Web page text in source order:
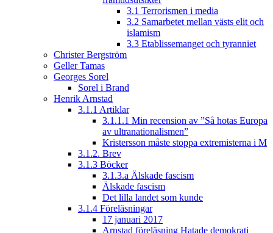
3.1 Terrorismen i media
3.2 Samarbetet mellan västs elit och
islamism
3.3 Etablissemanget och tyranniet
Christer Bergström
Geller Tamas
Georges Sorel
Sorel i Brand
Henrik Arnstad
3.1.1 Artiklar
3.1.1.1 Min recension av ”Så hotas Europa
av ultranationalismen”
Kristersson måste stoppa extremisterna i M
3.1.2. Brev
3.1.3 Böcker
3.1.3.a Älskade fascism
Älskade fascism
Det lilla landet som kunde
3.1.4 Föreläsningar
17 januari 2017
Arnstad föreläsning Hatade demokrati